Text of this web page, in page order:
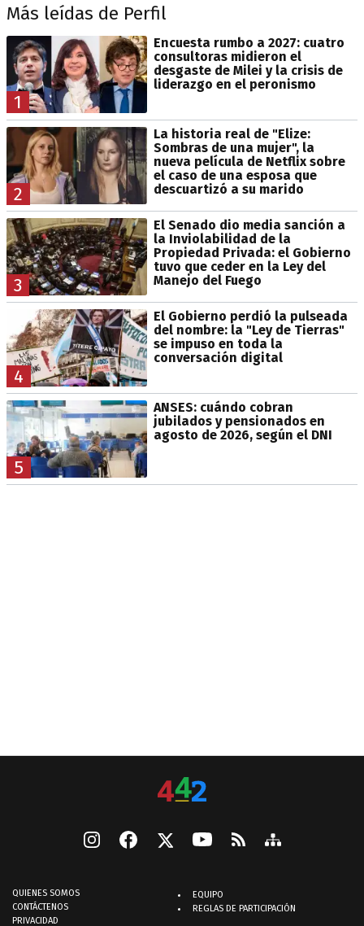
Más leídas de Perfil
1
Encuesta rumbo a 2027: cuatro
consultoras midieron el
desgaste de Milei y la crisis de
liderazgo en el peronismo
2
La historia real de "Elize:
Sombras de una mujer", la
nueva película de Netflix sobre
el caso de una esposa que
descuartizó a su marido
3
El Senado dio media sanción a
la Inviolabilidad de la
Propiedad Privada: el Gobierno
tuvo que ceder en la Ley del
Manejo del Fuego
4
El Gobierno perdió la pulseada
del nombre: la "Ley de Tierras"
se impuso en toda la
conversación digital
5
ANSES: cuándo cobran
jubilados y pensionados en
agosto de 2026, según el DNI
QUIENES SOMOS
CONTÁCTENOS
PRIVACIDAD
EQUIPO
REGLAS DE PARTICIPACIÓN